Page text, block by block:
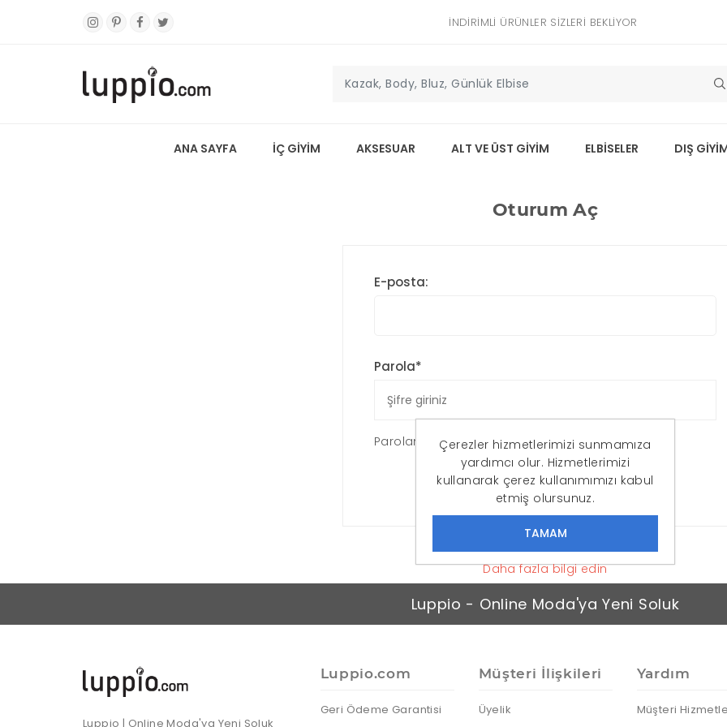
İNDIRIMLI ÜRÜNLER SIZLERI BEKLIYOR
ANA SAYFA İÇ GİYİM AKSESUAR ALT VE ÜST GİYİM ELBİSELER DIŞ
Oturum Aç
E-posta:
Parola*
Parolanızı mı unuttunuz?
OTURUM AÇ
Luppio - Online Moda'ya Yeni Soluk
Luppio | Online Moda'ya Yeni Soluk
Luppio.com
Geri Ödeme Garantisi
Müşteri İlişkileri
Üyelik
Yardım
Müşteri
Çerezler hizmetlerimizi sunmamıza
yardımcı olur. Hizmetlerimizi
kullanarak çerez kullanımımızı kabul
etmiş olursunuz.
Daha fazla bilgi edin